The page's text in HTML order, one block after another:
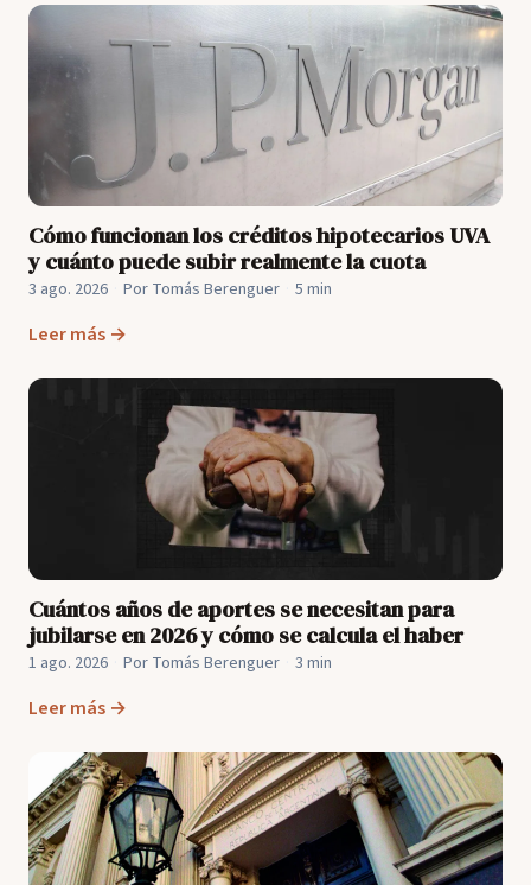
Cómo funcionan los créditos hipotecarios UVA
y cuánto puede subir realmente la cuota
3 ago. 2026 Por Tomás Berenguer 5 min
Leer más →
Cuántos años de aportes se necesitan para
jubilarse en 2026 y cómo se calcula el haber
1 ago. 2026 Por Tomás Berenguer 3 min
Leer más →